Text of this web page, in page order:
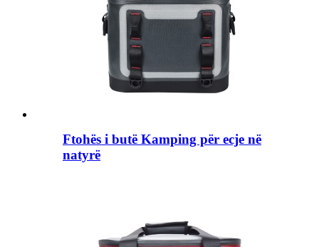
Ftohës i butë Kamping për ecje në
natyrë